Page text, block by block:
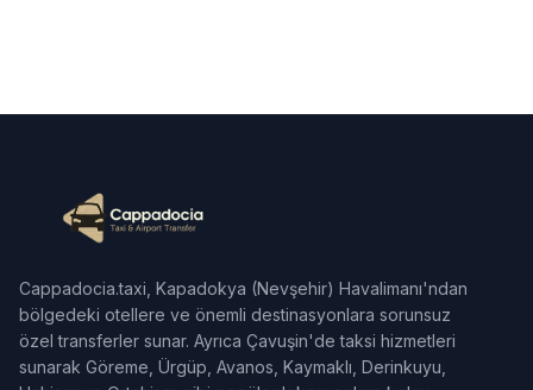
Cappadocia.taxi, Kapadokya (Nevşehir) Havalimanı'ndan
bölgedeki otellere ve önemli destinasyonlara sorunsuz
özel transferler sunar. Ayrıca Çavuşin'de taksi hizmetleri
sunarak Göreme, Ürgüp, Avanos, Kaymaklı, Derinkuyu,